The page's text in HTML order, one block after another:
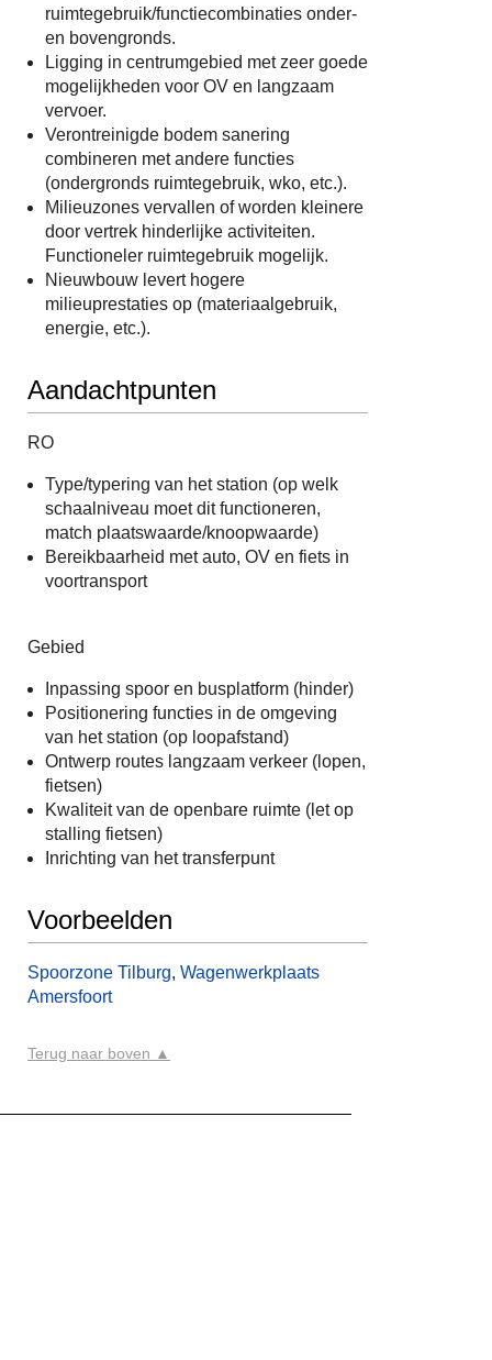
ruimtegebruik/functiecombinaties onder-
en bovengronds.
Ligging in centrumgebied met zeer goede
mogelijkheden voor OV en langzaam
vervoer.
Verontreinigde bodem sanering
combineren met andere functies
(ondergronds ruimtegebruik, wko, etc.).
Milieuzones vervallen of worden kleinere
door vertrek hinderlijke activiteiten.
Functioneler ruimtegebruik mogelijk.
Nieuwbouw levert hogere
milieuprestaties op (materiaalgebruik,
energie, etc.).
Aandachtpunten
RO
Type/typering van het station (op welk
schaalniveau moet dit functioneren,
match plaatswaarde/knoopwaarde)
Bereikbaarheid met auto, OV en fiets in
voortransport
Gebied
Inpassing spoor en busplatform (hinder)
Positionering functies in de omgeving
van het station (op loopafstand)
Ontwerp routes langzaam verkeer (lopen,
fietsen)
Kwaliteit van de openbare ruimte (let op
stalling fietsen)
Inrichting van het transferpunt
Voorbeelden
Spoorzone Tilburg, Wagenwerkplaats
Amersfoort
Terug naar boven ▲